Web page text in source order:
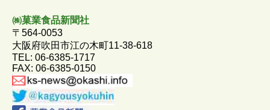
o
k
㈱菓業食品新聞社
〒564-0053
大阪府吹田市江の木町11-38-618
TEL: 06-6385-1717
FAX: 06-6385-0150